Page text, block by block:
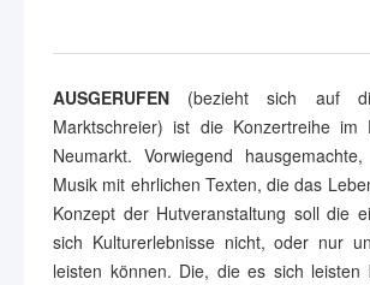
AUSGERUFEN (bezieht sich auf
Marktschreier) ist die Konzertreihe im
Neumarkt. Vorwiegend
Musik mit ehrlichen Texten, die das
Konzept der Hutveranstaltung soll die
sich Kulturerlebnisse nicht, oder nur
leisten können. Die, die es sich leisten